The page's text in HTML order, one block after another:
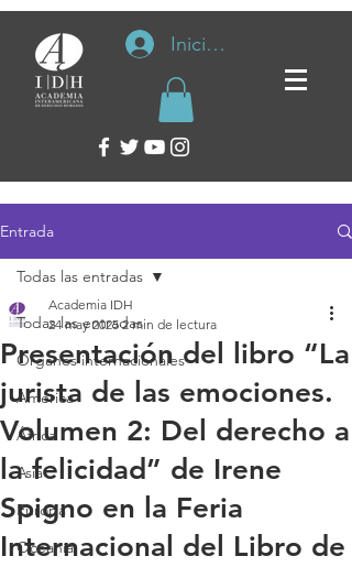
Iniciar sesión
Entrada
Todas las entradas
Organos internacionales
América
África
Asia
Europa
Oceanía
Todas las entradas
Presentación del libro “La
jurista de las emociones.
Volumen 2: Del derecho a
la felicidad” de Irene
Spigno en la Feria
Internacional del Libro de
Academia IDH
24 may 2025 2 min de lectura